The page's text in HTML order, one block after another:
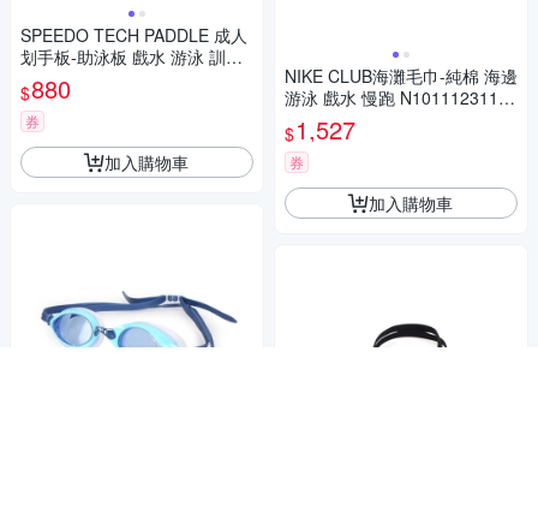
SPEEDO TECH PADDLE 成人
划手板-助泳板 戲水 游泳 訓練
SD873312D699 紅淺藍灰
$880
券
加入購物車
NIKE CLUB海灘毛巾-純棉 海邊
游泳 戲水 慢跑 N1011123119
OS 綠白
$1,527
券
加入購物車